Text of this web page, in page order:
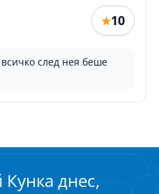
★10
след нея беше
днес,